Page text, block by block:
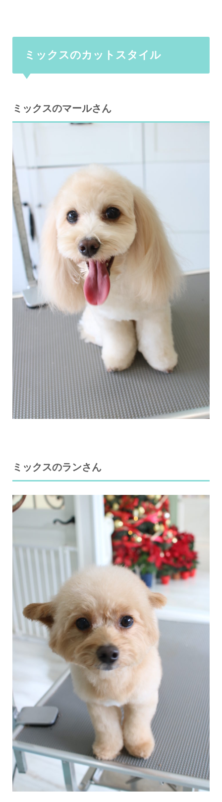
ミックスのカットスタイル
ミックスのマールさん
ミックスのランさん